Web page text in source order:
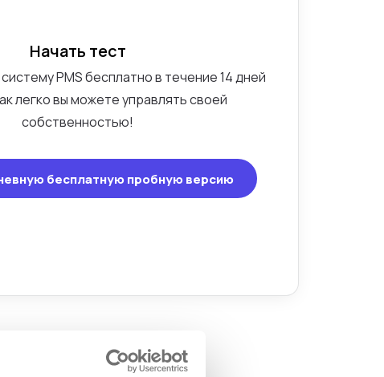
Начать тест
PMS бесплатно в течение 14 дней
легко вы можете управлять своей
собственностью!
бесплатную пробную версию